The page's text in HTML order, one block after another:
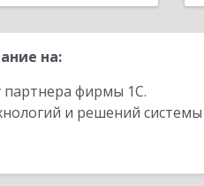
на:
партнера фирмы 1С.
и решений